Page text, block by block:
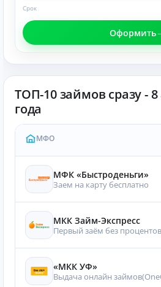
Срок
Оформить
ТОП-10 займов сразу - 8
года
МФО
МФК «Быстроденьги»
Заем на карту бесплатно
МКК Займ-Экспресс
Первый заём без процентов
«МКК УФ»
Выдача онлайн